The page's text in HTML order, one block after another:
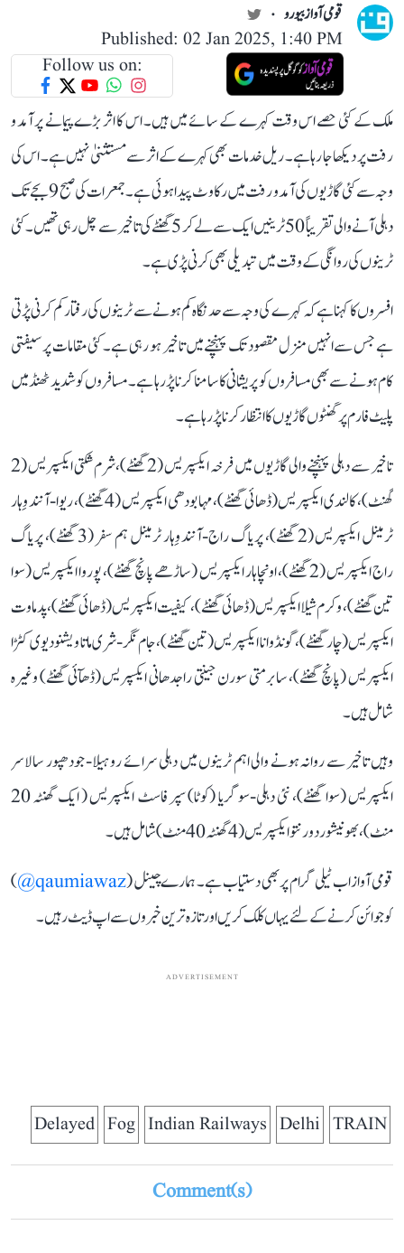
قومی آواز بیورو
Published: 02 Jan 2025, 1:40 PM
Follow us on:
ملک کے کئی حصے اس وقت کہرے کے سائے میں ہیں۔ اس کا اثر بڑے پیمانے پر آمد و
رفت پر دیکھا جا رہا ہے۔ ریل خدمات بھی کہرے کے اثر سے مستثنیٰ نہیں ہے۔ اس کی
وجہ سے کئی گاڑیوں کی آمد و رفت میں رکاوٹ پیدا ہوئی ہے۔ جمعرات کی صبح 9 بجے تک
دہلی آنے والی تقریباً 50 ٹرینیں ایک سے لے کر 5 گھنٹے کی تاخیر سے چل رہی تھیں۔ کئی
ٹرینوں کی روانگی کے وقت میں تبدیلی بھی کرنی پڑی ہے۔
افسروں کا کہنا ہے کہ کہرے کی وجہ سے حد نگاہ کم ہونے سے ٹرینوں کی رفتار کم کرنی پڑتی
ہے جس سے انہیں منزل مقصود تک پہنچنے میں تاخیر ہو رہی ہے۔ کئی مقامات پر سیفتی
کام ہونے سے بھی مسافروں کو پریشانی کا سامنا کرنا پڑ رہا ہے۔ مسافروں کو شدید ٹھنڈ میں
پلیٹ فارم پر گھنٹوں گاڑیوں کا انتظار کرنا پڑ رہا ہے۔
تاخیر سے دہلی پہنچنے والی گاڑیوں میں فرخہ ایکسپریس (2 گھنٹے)، شرم شکتی ایکسپریس (2
گھنٹ)، کالندی ایکسپریس (ڈھائی گھنٹے)، مہابودھی ایکسپریس (4 گھنٹے)، ریوا-آنند وِہار
ٹرمینل ایکسپریس (2 گھنٹے)، پریاگ راج-آنند وِہار ٹرمینل ہم سفر (3 گھنٹے)، پریاگ
راج ایکسپریس (2 گھنٹے)، اونچاہار ایکسپریس (ساڑھے پانچ گھنٹے)، پوروا ایکسپریس (سوا
تین گھنٹے)، وکرم شیلا ایکسپریس (ڈھائی گھنٹے)، کیفیت ایکسپریس (ڈھائی گھنٹے)، پدماوت
ایکسپریس (چار گھنٹے)، گونڈوانا ایکسپریس (تین گھنٹے)، جام نگر-شری ماتا ویشنو دیوی کٹڑا
ایکسپریس (پانچ گھنٹے)، سابرمتی سورن جینتی راجدھانی ایکسپریس (ڈھآئی گھنٹے) وغیرہ
شامل ہیں۔
وہیں تاخیر سے روانہ ہونے والی اہم ٹرینوں میں دہلی سرائے روہیلا- جودھپور سالاسر
ایکسپریس (سوا گھنٹے)، نئی دہلی-سوگریا (کوٹا) سپر فاسٹ ایکسپریس ( ایک گھنٹہ 20
منٹ)، بھونیشور دورنتو ایکسپریس (4 گھنٹہ 40 منٹ) شامل ہیں۔
قومی آواز اب ٹیلی گرام پر بھی دستیاب ہے۔ ہمارے چینل (qaumiawaz@
)
کو جوائن کرنے کے لئے یہاں کلک کریں اور تازہ ترین خبروں سے اپ ڈیٹ رہیں۔
ADVERTISEMENT
TRAIN
Delhi
Indian Railways
Fog
Delayed
Comment(s)